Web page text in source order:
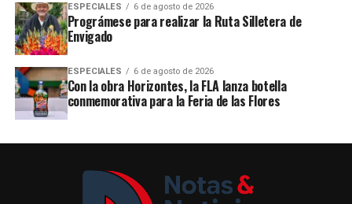
ESPECIALES 6 de agosto de 2026
Prográmese para realizar la Ruta Silletera de
Envigado
ESPECIALES 6 de agosto de 2026
Con la obra Horizontes, la FLA lanza botella
conmemorativa para la Feria de las Flores